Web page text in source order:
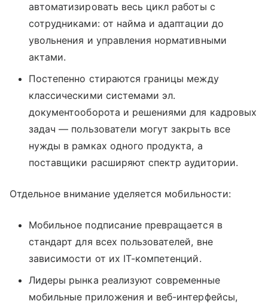
автоматизировать весь цикл работы с
сотрудниками: от найма и адаптации до
увольнения и управления нормативными
актами.
Постепенно стираются границы между
классическими системами эл.
документооборота и решениями для кадровых
задач — пользователи могут закрыть все
нужды в рамках одного продукта, а
поставщики расширяют спектр аудитории.
Отдельное внимание уделяется мобильности:
Мобильное подписание превращается в
стандарт для всех пользователей, вне
зависимости от их IT-компетенций.
Лидеры рынка реализуют современные
мобильные приложения и веб-интерфейсы,